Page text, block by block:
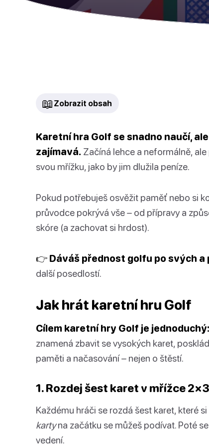
📖 Zobrazit obsah
Karetní hra Golf se snadno naučí,
zajímavá. Začíná lehce a neformálně,
svou mřížku, jako by jim dlužila peníze.
Pokud potřebuješ osvěžit paměť nebo si
průvodce pokrývá vše – od přípravy a
skóre (a zachovat si hrdost).
👉 Dáváš přednost golfu po svých a
další posedlostí.
Jak hrát karetní hru Golf
Cílem karetní hry Golf je
znamená zbavit se vysokých karet,
paměti a načasování – nejen o štěstí.
1. Rozdej šest karet v mřížce
Každému hráči se rozdá šest karet, které
kartyna začátku se můžeš podívat. Poté
vedení.